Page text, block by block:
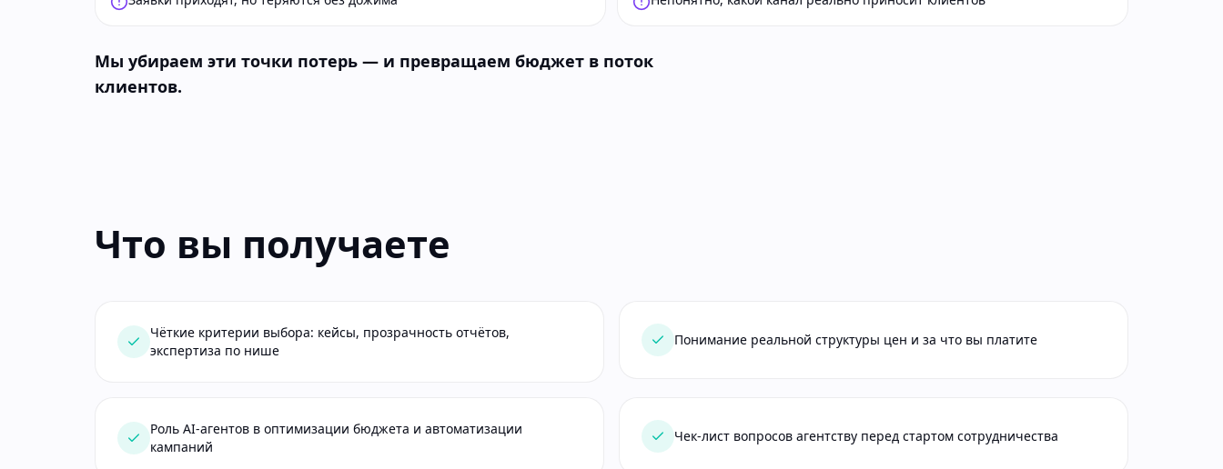
Мы убираем эти точки потерь — и превращаем бюджет в поток
клиентов.
Что вы получаете
Чёткие критерии выбора: кейсы, прозрачность отчётов,
экспертиза по нише
Понимание реальной структуры цен и за что вы платите
Роль AI-агентов в оптимизации бюджета и автоматизации
кампаний
Чек-лист вопросов агентству перед стартом сотрудничества